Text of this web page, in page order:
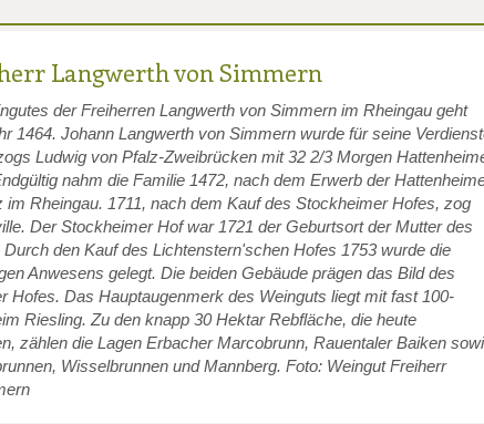
Langwerth von Simmern
der Freiherren Langwerth von Simmern im Rheingau geht
1464. Johann Langwerth von Simmern wurde für seine
Ludwig von Pfalz-Zweibrücken mit 32 2/3 Morgen
nahm die Familie 1472, nach dem Erwerb der
im Rheingau. 1711, nach dem Kauf des Stockheimer Hofes, zog
Der Stockheimer Hof war 1721 der Geburtsort der Mutter des
den Kauf des Lichtenstern'schen Hofes 1753 wurde die
Anwesens gelegt. Die beiden Gebäude prägen das Bild des
Hofes. Das Hauptaugenmerk des Weinguts liegt mit fast 100-
Riesling. Zu den knapp 30 Hektar Rebfläche, die heute
zählen die Lagen Erbacher Marcobrunn, Rauentaler Baiken
Wisselbrunnen und Mannberg. Foto: Weingut Freiherr